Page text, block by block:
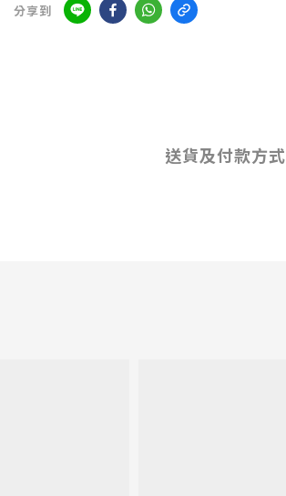
分享到
送貨及付款方式